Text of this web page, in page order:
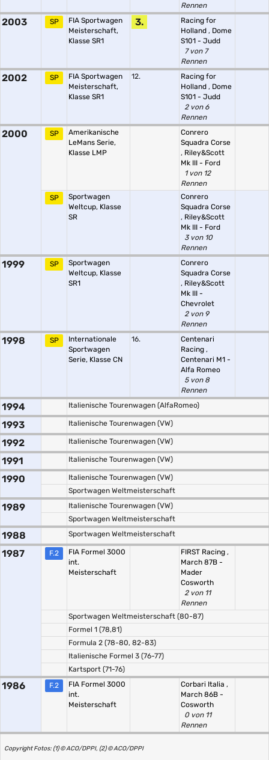
Rennen
2003 SP
FIA Sportwagen
Meisterschaft,
Klasse SR1
3.
Racing for
Holland , Dome
S101 - Judd
7 von 7
Rennen
2002 SP
FIA Sportwagen
Meisterschaft,
Klasse SR1
12.
Racing for
Holland , Dome
S101 - Judd
2 von 6
Rennen
2000 SP
Amerikanische
LeMans Serie,
Klasse LMP
Conrero
Squadra Corse
, Riley&Scott
Mk III - Ford
1 von 12
Rennen
SP
Sportwagen
Weltcup, Klasse
SR
Conrero
Squadra Corse
, Riley&Scott
Mk III - Ford
3 von 10
Rennen
1999 SP
Sportwagen
Weltcup, Klasse
SR1
Conrero
Squadra Corse
, Riley&Scott
Mk III -
Chevrolet
2 von 9
Rennen
1998 SP
Internationale
Sportwagen
Serie, Klasse CN
16.
Centenari
Racing ,
Centenari M1 -
Alfa Romeo
5 von 8
Rennen
1994 Italienische Tourenwagen (AlfaRomeo)
1993 Italienische Tourenwagen (VW)
1992 Italienische Tourenwagen (VW)
1991 Italienische Tourenwagen (VW)
1990
Italienische Tourenwagen (VW)
Sportwagen Weltmeisterschaft
1989
Italienische Tourenwagen (VW)
Sportwagen Weltmeisterschaft
1988 Sportwagen Weltmeisterschaft
1987 F.2
FIA Formel 3000
int.
Meisterschaft
FIRST Racing ,
March 87B -
Mader
Cosworth
2 von 11
Rennen
Sportwagen Weltmeisterschaft (80-87)
Formel 1 (78,81)
Formula 2 (78-80, 82-83)
Italienische Formel 3 (76-77)
Kartsport (71-76)
1986 F.2
FIA Formel 3000
int.
Meisterschaft
Corbari Italia ,
March 86B -
Cosworth
0 von 11
Rennen
Copyright Fotos: (1) © ACO/DPPI, (2) © ACO/DPPI